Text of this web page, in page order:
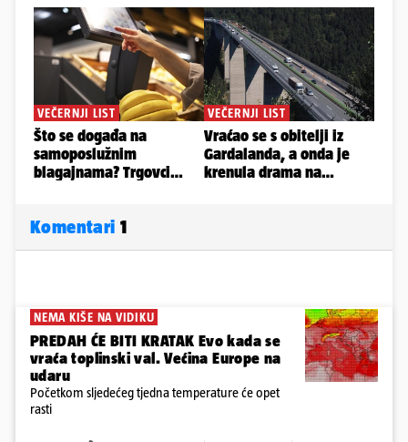
Komentari 1
NEMA KIŠE NA VIDIKU
PREDAH ĆE BITI KRATAK Evo kada se
vraća toplinski val. Većina Europe na
udaru
Početkom sljedećeg tjedna temperature će opet
rasti